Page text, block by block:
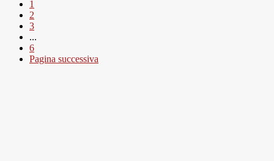
1
2
3
...
6
Pagina successiva